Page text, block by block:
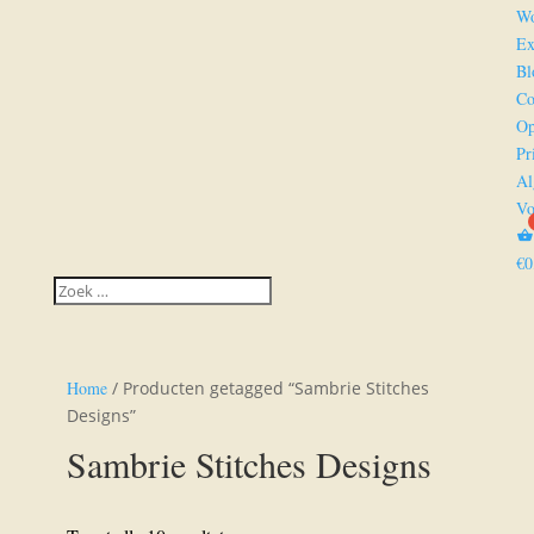
€
Home/ Producten getagged “Sambrie Stitches
Designs”
Sambrie Stitches Designs